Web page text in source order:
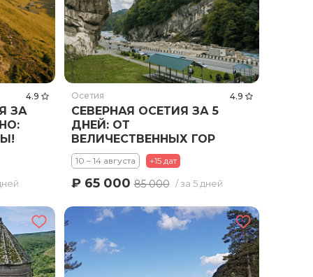
4.9
ЗА
Осетия 4.9
СЕВЕРНАЯ ОСЕТИЯ ЗА 5
ДНЕЙ: ОТ
ВЕЛИЧЕСТВЕННЫХ ГОР
ДО ДРЕВНЕГО НАСЛЕДИЯ
10 – 14 августа +15 дат
₽ 65 00085 000 / за 5 дней